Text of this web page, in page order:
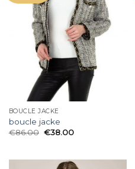
BOUCLE JACKE
boucle jacke
€86.00 €38.00